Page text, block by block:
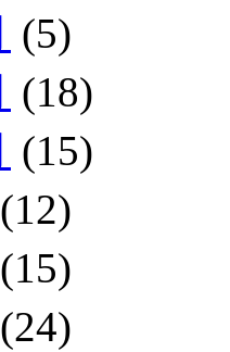
(5)
(18)
(15)
(12)
(15)
(24)